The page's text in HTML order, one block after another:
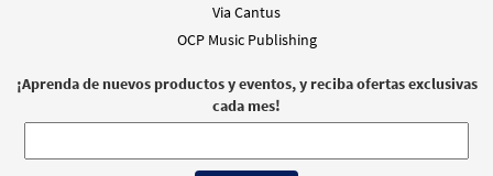
Via Cantus
OCP Music Publishing
¡Aprenda de nuevos productos y eventos, y reciba ofertas exclusivas
cada mes!